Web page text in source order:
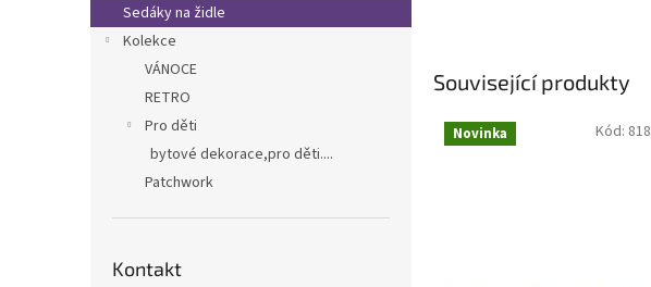
Sedáky na židle
Kolekce
VÁNOCE
RETRO
Pro děti
bytové dekorace,pro děti....
Patchwork
Kontakt
Související produkty
Novinka Kód: 818